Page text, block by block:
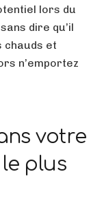
lors du
dire qu’il
chauds et
n’emportez
votre
plus